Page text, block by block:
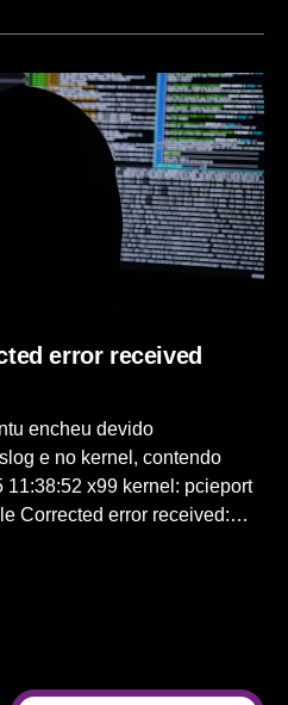
comum Inventory
grupos Module Unidade de
remotos Task Ação que
argumentos Playbook Lista
Role Estrutura reutilizável
Um formato de dados
limpo e compreensível por
error received
encheu devido
e no kernel, contendo
11:38:52 x99 kernel: pcieport
Corrected error received:
kernel: pcieport
acontece. Conforme
, a CPU se comunica com o